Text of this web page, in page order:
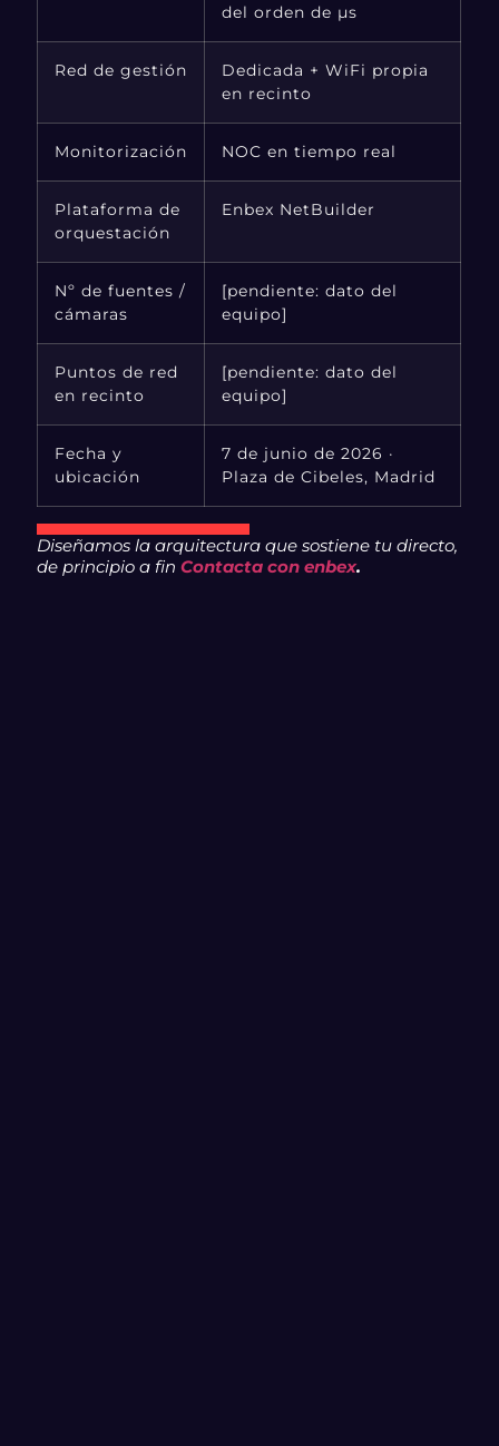
del orden de µs
Red de gestión
Dedicada + WiFi propia
en recinto
Monitorización NOC en tiempo real
Plataforma de
orquestación
Enbex NetBuilder
Nº de fuentes /
cámaras
[pendiente: dato del
equipo]
Puntos de red
en recinto
[pendiente: dato del
equipo]
Fecha y
ubicación
7 de junio de 2026 ·
Plaza de Cibeles, Madrid
Diseñamos la arquitectura que sostiene tu directo,
de principio a finContacta con enbex.